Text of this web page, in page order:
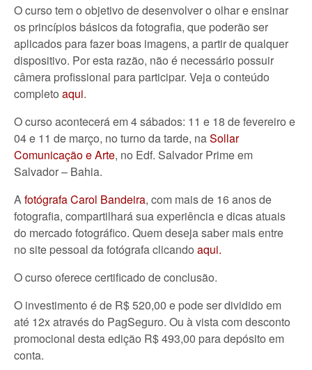
O curso tem o objetivo de desenvolver o olhar e ensinar
os princípios básicos da fotografia, que poderão ser
aplicados para fazer boas imagens, a partir de qualquer
dispositivo. Por esta razão, não é necessário possuir
câmera profissional para participar. Veja o conteúdo
completo aqui.
O curso acontecerá em 4 sábados: 11 e 18 de fevereiro e
04 e 11 de março, no turno da tarde, naSollar
Comunicação e Arte, no Edf. Salvador Prime em
Salvador – Bahia.
A fotógrafa Carol Bandeira, com mais de 16 anos de
fotografia, compartilhará sua experiência e dicas atuais
do mercado fotográfico. Quem deseja saber mais entre
no site pessoal da fotógrafa clicando aqui.
O curso oferece certificado de conclusão.
O investimento é de R$ 520,00 e pode ser dividido em
até 12x através do PagSeguro. Ou à vista com desconto
promocional desta edição R$ 493,00 para depósito em
conta.